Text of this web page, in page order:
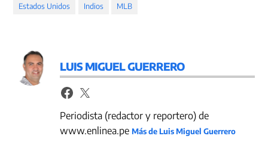
Estados Unidos Indios MLB
LUIS MIGUEL GUERRERO
Periodista (redactor y reportero) de
www.enlinea.peMás de Luis Miguel Guerrero